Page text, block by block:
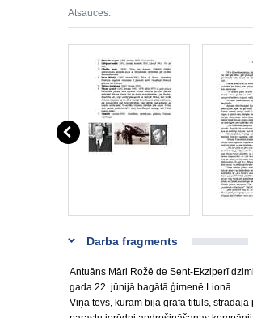
Atsauces:
Darba fragments
Antuāns Māri Rožē de Sent-Ekziperī
gada 22. jūnijā bagātā ģimenē Lionā.
Viņa tēvs, kuram bija grāfa tituls, strādāja